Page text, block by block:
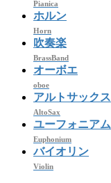
Pianica
ホルン
Horn
吹奏楽
BrassBand
オーボエ
oboe
アルトサックス
AltoSax
ユーフォニアム
Euphonium
バイオリン
Violin